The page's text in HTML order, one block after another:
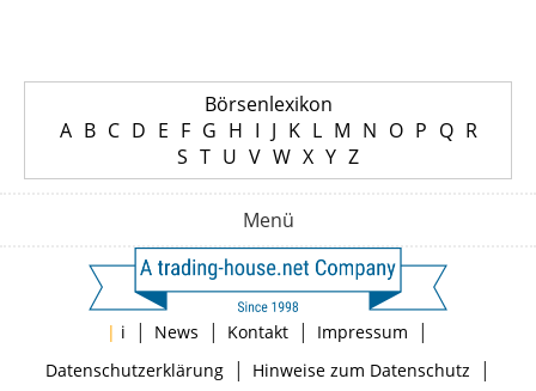
Börsenlexikon
A B C D E F G H I J K L M N O P Q R
S T U V W X Y Z
Menü
| i | News | Kontakt | Impressum |
Datenschutzerklärung| Hinweise zum Datenschutz |